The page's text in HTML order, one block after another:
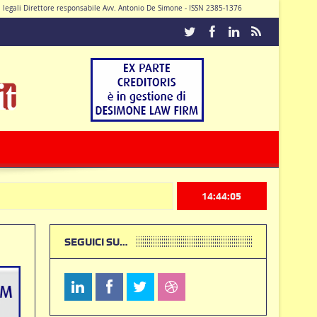
Direttore responsabile Avv. Antonio De Simone - ISSN 2385-1376
14:44:06
SEGUICI SU…